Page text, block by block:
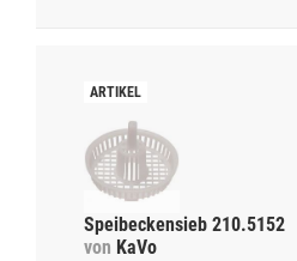
Speibeckensieb 210.5152
von KaVo